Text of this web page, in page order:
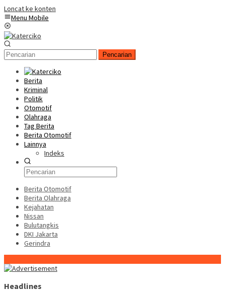
Loncat ke konten
Menu Mobile
Pencarian
Berita
Kriminal
Politik
Otomotif
Olahraga
Tag Berita
Berita Otomotif
Lainnya
Indeks
Berita Otomotif
Berita Olahraga
Kejahatan
Nissan
Bulutangkis
DKI Jakarta
Gerindra
Headlines